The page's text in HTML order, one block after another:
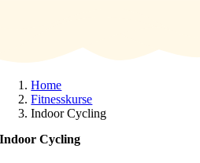
Home
Fitnesskurse
Indoor Cycling
Indoor Cycling